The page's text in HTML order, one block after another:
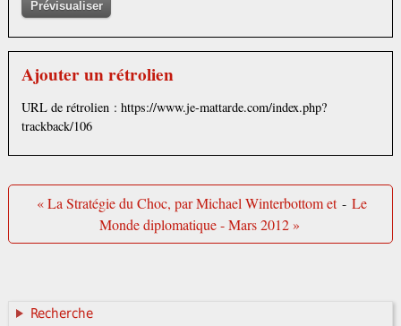
Ajouter un rétrolien
URL de rétrolien : https://www.je-mattarde.com/index.php?
trackback/106
« La Stratégie du Choc, par Michael Winterbottom et - Le
Monde diplomatique - Mars 2012 »
Recherche